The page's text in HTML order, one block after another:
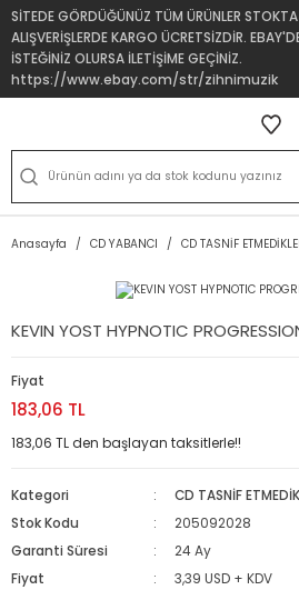
SİTEDE GÖRDÜĞÜNÜZ TÜM ÜRÜNLER
ALIŞVERİŞLERDE KARGO ÜCRETSİZDİR.
İSTEĞİNİZ OLURSA İLETİŞİME GEÇİNİZ.
https://www.ebay.com/str/zihnimuzik
Anasayfa CD YABANCI CD TASNİF
KEVIN YOST HYPNOTIC
Fiyat
183,06 TL
183,06 TL den başlayan taksitlerle!!
Kategori
CD TASNİF
Stok Kodu
205092028
Garanti Süresi
24 Ay
Fiyat
3,39 USD + KDV